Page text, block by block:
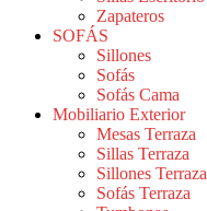
Zapateros
SOFÁS
Sillones
Sofás
Sofás Cama
Mobiliario Exterior
Mesas Terraza
Sillas Terraza
Sillones Terraza
Sofás Terraza